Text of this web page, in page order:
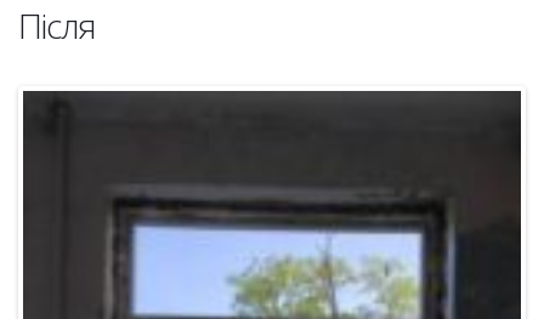
Після